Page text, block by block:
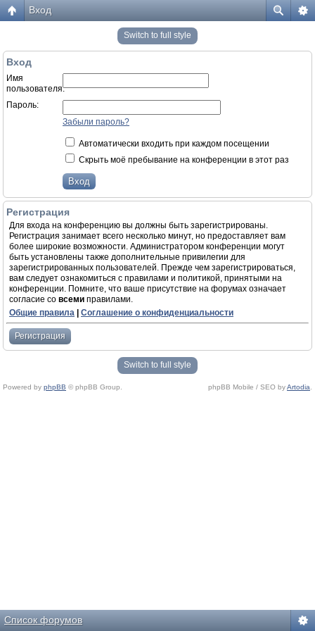
Вход
Switch to full style
Вход
Имя
пользователя:
Пароль:
Забыли пароль?
Автоматически входить при каждом посещении
Скрыть моё пребывание на конференции в этот раз
Регистрация
Для входа на конференцию вы должны быть зарегистрированы.
Регистрация занимает всего несколько минут, но предоставляет вам
более широкие возможности. Администратором конференции могут
быть установлены также дополнительные привилегии для
зарегистрированных пользователей. Прежде чем зарегистрироваться,
вам следует ознакомиться с правилами и политикой, принятыми на
конференции. Помните, что ваше присутствие на форумах означает
согласие со всеми правилами.
Общие правила
Соглашение о конфиденциальности
Регистрация
Switch to full style
Powered by phpBB © phpBB Group. phpBB Mobile / SEO byArtodia
Список форумов